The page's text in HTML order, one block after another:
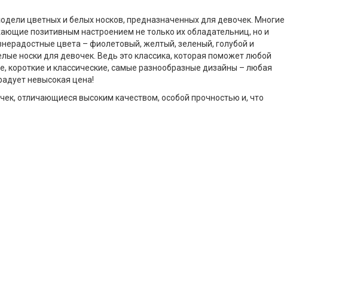
цветных и белых носков, предназначенных для девочек. Многие
позитивным настроением не только их обладательниц, но и
цвета – фиолетовый, желтый, зеленый, голубой и
носки для девочек. Ведь это классика, которая поможет любой
короткие и классические, самые разнообразные дизайны – любая
невысокая цена!
отличающиеся высоким качеством, особой прочностью и, что